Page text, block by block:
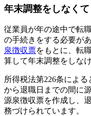
年末調整をしなく
従業員が年の途中で転
の手続きをする必要が
泉徴収票をもとに、転
算して年末調整をしな
所得税法第226条によ
から退職日までの間に
源泉徴収票を作成し、
務づけられています。